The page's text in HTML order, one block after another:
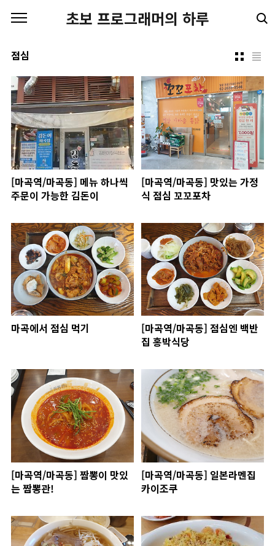
초보 프로그래머의 하루
점심
[마곡역/마곡동] 메뉴 하나씩
주문이 가능한 김돈이
[마곡역/마곡동] 맛있는 가정
식 점심 꼬꼬포차
마곡에서 점심 먹기
[마곡역/마곡동] 점심엔 백반
집 홍박식당
[마곡역/마곡동] 짬뽕이 맛있
는 짬뽕관!
[마곡역/마곡동] 일본라멘집
카이조쿠